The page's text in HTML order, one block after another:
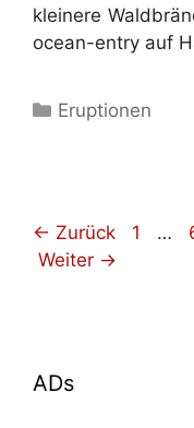
kleinere
ocean-entry auf
Kategorien
Eruptionen
← Zurück Seite
1 …
Weiter →
ADs